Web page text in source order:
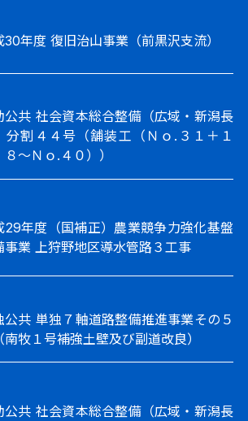
30年度 復旧治山事業（前黒沢支流）
公共 社会資本総合整備（広域・新潟長
分割４４号（舗装工（Ｎｏ.３１＋１
８～Ｎｏ.４０））
29年度（国補正）農業競争力強化基盤
事業 上狩野地区導水管路３工事
公共 単独７軸道路整備推進事業その５
南牧１号補強土壁及び副道改良）
公共 社会資本総合整備（広域・新潟長